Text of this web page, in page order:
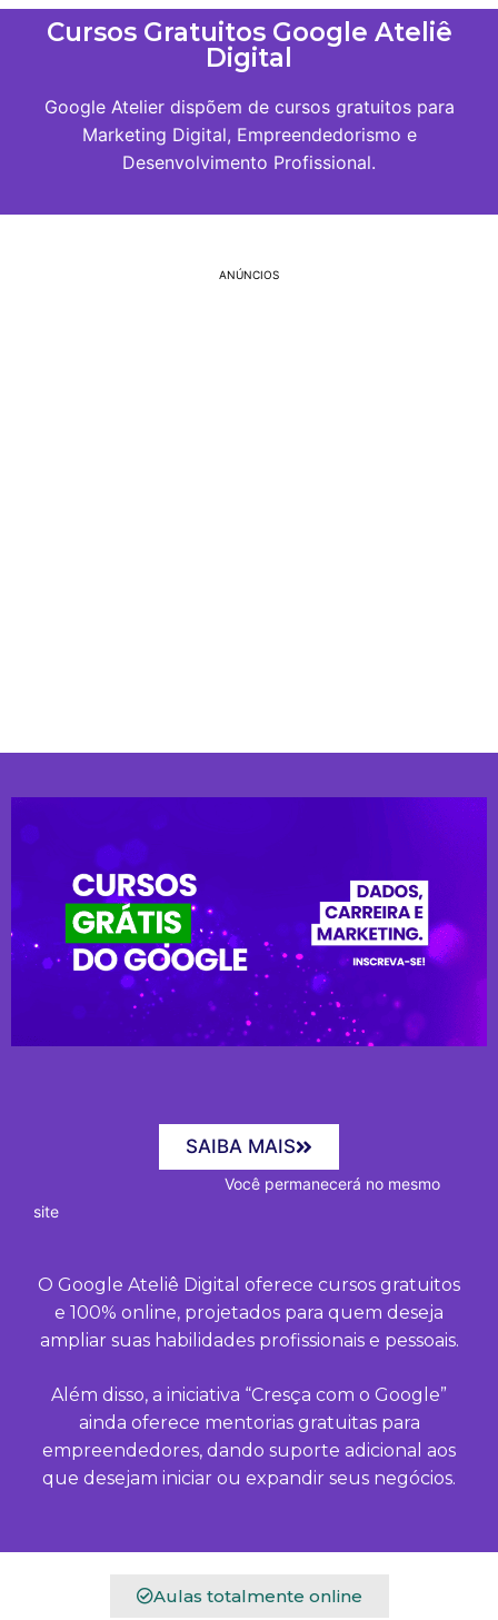
Cursos Gratuitos Google Ateliê
Digital
Google Atelier dispõem de cursos gratuitos para
Marketing Digital, Empreendedorismo e
Desenvolvimento Profissional.
ANÚNCIOS
SAIBA MAIS
Você permanecerá no mesmo
site
O Google Ateliê Digital oferece cursos gratuitos
e 100% online, projetados para quem deseja
ampliar suas habilidades profissionais e pessoais.
Além disso, a iniciativa “Cresça com o Google”
ainda oferece mentorias gratuitas para
empreendedores, dando suporte adicional aos
que desejam iniciar ou expandir seus negócios.
Aulas totalmente online